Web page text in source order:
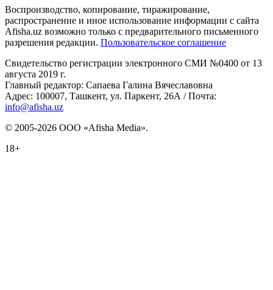
Воспроизводство, копирование, тиражирование,
распространение и иное использование информации с сайта
Afisha.uz возможно только с предварительного письменного
разрешения редакции. Пользовательское соглашение
Свидетельство регистрации электронного СМИ №0400 от 13
августа 2019 г.
Главный редактор: Сапаева Галина Вячеславовна
Адрес: 100007, Ташкент, ул. Паркент, 26А / Почта:
info@afisha.uz
© 2005-2026 ООО «Afisha Media».
18+